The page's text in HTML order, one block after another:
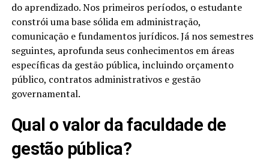
do aprendizado. Nos primeiros períodos, o estudante
constrói uma base sólida em administração,
comunicação e fundamentos jurídicos. Já nos semestres
seguintes, aprofunda seus conhecimentos em áreas
específicas da gestão pública, incluindo orçamento
público, contratos administrativos e gestão
governamental.
Qual o valor da faculdade de
gestão pública?